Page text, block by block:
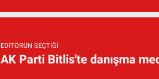
EDITÖRÜN SEÇTIĞI
AK Parti Bitlis'te danışma